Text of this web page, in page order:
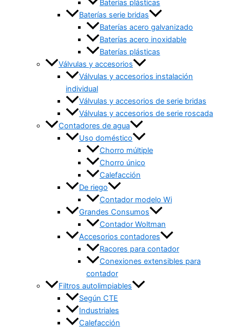
Baterías plásticas
Baterías serie bridas
Baterías acero galvanizado
Baterías acero inoxidable
Baterías plásticas
Válvulas y accesorios
Válvulas y accesorios instalación
individual
Válvulas y accesorios de serie bridas
Válvulas y accesorios de serie roscada
Contadores de agua
Uso doméstico
Chorro múltiple
Chorro único
Calefacción
De riego
Contador modelo Wi
Grandes Consumos
Contador Woltman
Accesorios contadores
Racores para contador
Conexiones extensibles para
contador
Filtros autolimpiables
Según CTE
Industriales
Calefacción